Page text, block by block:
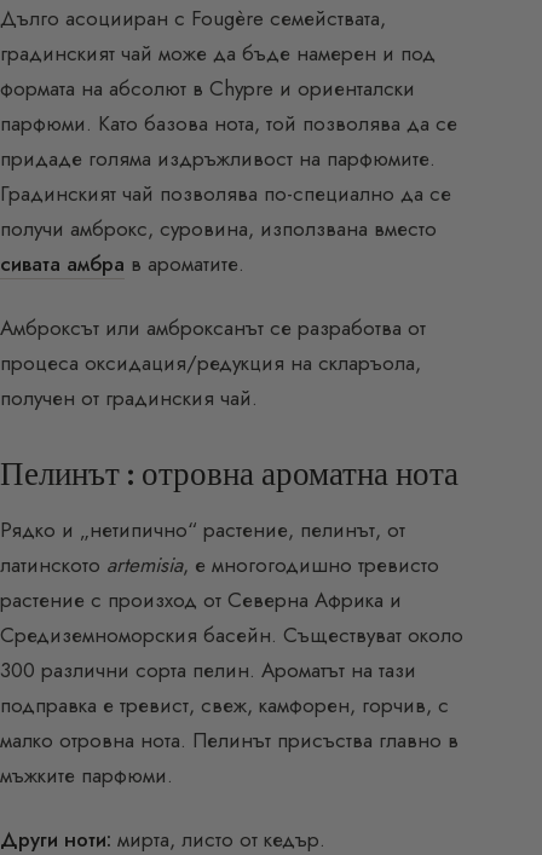
Дълго асоцииран с Fougère семействата,
градинският чай може да бъде намерен и под
формата на абсолют в Chypre и ориенталски
парфюми. Като базова нота, той позволява да се
придаде голяма издръжливост на парфюмите.
Градинският чай позволява по-специално да се
получи амброкс, суровина, използвана вместо
сивата амбра в ароматите.
Амброксът или амброксанът се разработва от
процеса оксидация/редукция на скларъола,
получен от градинския чай.
Пелинът : отровна ароматна нота
Рядко и „нетипично“ растение, пелинът, от
латинското artemisia, е многогодишно тревисто
растение с произход от Северна Африка и
Средиземноморския басейн. Съществуват около
300 различни сорта пелин. Ароматът на тази
подправка е тревист, свеж, камфорен, горчив, с
малко отровна нота. Пелинът присъства главно в
мъжките парфюми.
Други ноти: мирта, листо от кедър.